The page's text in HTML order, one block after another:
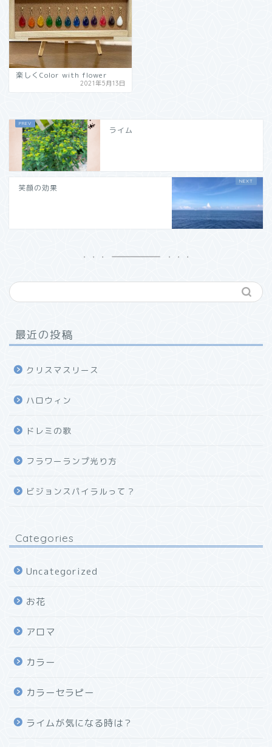
楽しくColor with flower
2021年5月13日
ライム
笑顔の効果
最近の投稿
クリスマスリース
ハロウィン
ドレミの歌
フラワーランプ光り方
ビジョンスパイラルって？
Categories
Uncategorized
お花
アロマ
カラー
カラーセラピー
ライムが気になる時は？